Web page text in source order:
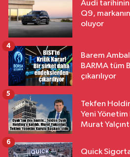
Audi tarihinin
Q9,
oluyor
Barem
BARMA tüm
çıkarılıyor
4
Tekfen
Yeni Yönetim
Murat
5
Quick
6